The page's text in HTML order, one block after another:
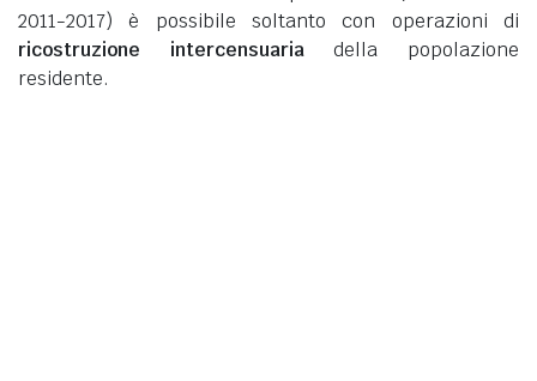
2011-2017) è possibile soltanto con operazioni di
ricostruzione intercensuariadella popolazione
residente.